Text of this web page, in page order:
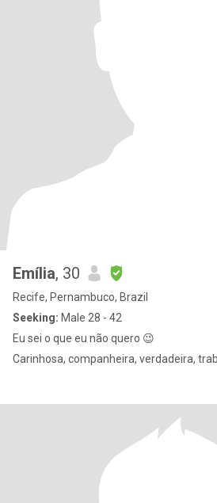
Emília, 30
Recife, Pernambuco, Brazil
Seeking: Male 28 - 42
Eu sei o que eu não quero 😉
Carinhosa, companheira, verdadeira,